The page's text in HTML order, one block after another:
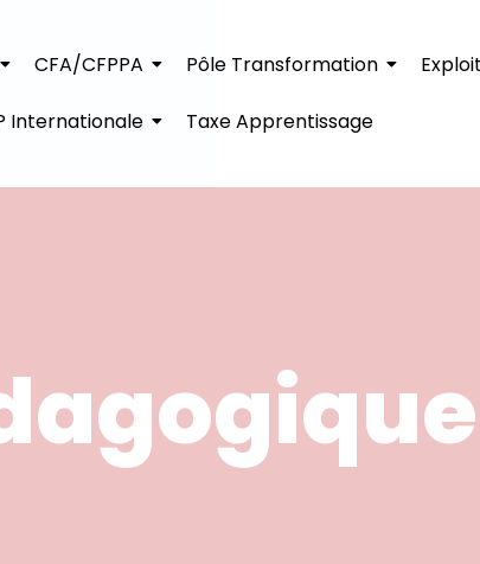
CFA/CFPPA Pôle Transformation
Internationale Taxe Apprentissage